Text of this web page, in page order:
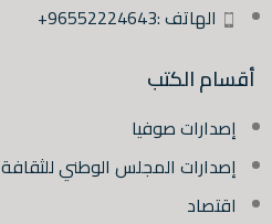
الهاتف :96552224643+
أقسام الكتب
إصدارات صوفيا
إصدارات المجلس الوطني للثقافة
اقتصاد